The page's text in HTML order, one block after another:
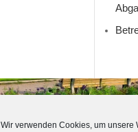
Wir verwenden Cookies, um